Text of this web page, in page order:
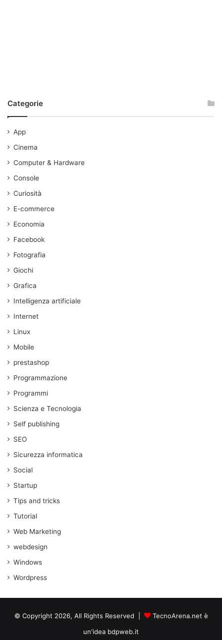
Categorie
App
Cinema
Computer & Hardware
Console
Curiosità
E-commerce
Economia
Facebook
Fotografia
Giochi
Grafica
Intelligenza artificiale
Internet
Linux
Mobile
prestashop
Programmazione
Programmi
Scienza e Tecnologia
Self publishing
SEO
Sicurezza informatica
Social
Startup
Tips and tricks
Tutorial
Web Marketing
webdesign
Windows
Wordpress
© Copyright 2026, All Rights Reserved |
TecnoArena.net è
un'idea bdpweb.it